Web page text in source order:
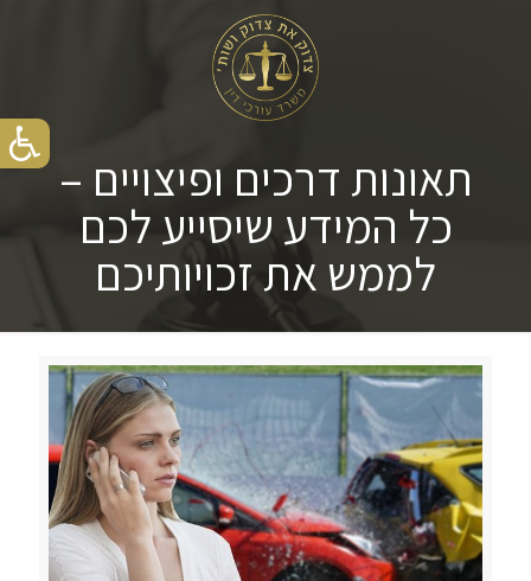
תאונות דרכים ופיצויים –
כל המידע שיסייע לכם
לממש את זכויותיכם